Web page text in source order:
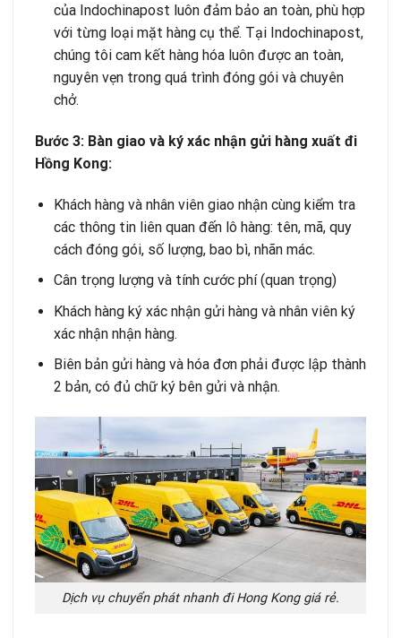
của Indochinapost luôn đảm bảo an toàn, phù hợp
với từng loại mặt hàng cụ thể. Tại Indochinapost,
chúng tôi cam kết hàng hóa luôn được an toàn,
nguyên vẹn trong quá trình đóng gói và chuyên
chở.
Bước 3: Bàn giao và ký xác nhận gửi hàng xuất đi
Hồng Kong:
Khách hàng và nhân viên giao nhận cùng kiểm tra
các thông tin liên quan đến lô hàng: tên, mã, quy
cách đóng gói, số lượng, bao bì, nhãn mác.
Cân trọng lượng và tính cước phí (quan trọng)
Khách hàng ký xác nhận gửi hàng và nhân viên ký
xác nhận nhận hàng.
Biên bản gửi hàng và hóa đơn phải được lập thành
2 bản, có đủ chữ ký bên gửi và nhận.
Dịch vụ chuyển phát nhanh đi Hong Kong giá rẻ.